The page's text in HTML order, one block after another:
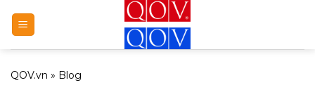
qua
nội
dung
QOV.vn » Blog